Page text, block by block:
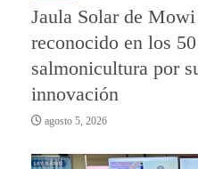
Jaula Solar de
reconocido en los
salmonicultura por
innovación
agosto 5, 2026